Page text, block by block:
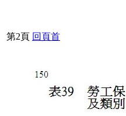
第2頁 回頁首